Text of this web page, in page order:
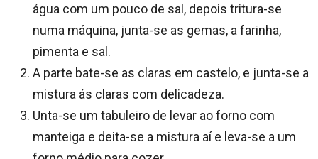
água com um pouco de sal, depois tritura-se
numa máquina, junta-se as gemas, a farinha,
pimenta e sal.
A parte bate-se as claras em castelo, e junta-se a
mistura ás claras com delicadeza.
Unta-se um tabuleiro de levar ao forno com
manteiga e deita-se a mistura aí e leva-se a um